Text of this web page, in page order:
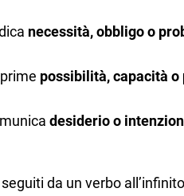
necessità, obbligo o
possibilità, capacità o
desiderio o
da un verbo